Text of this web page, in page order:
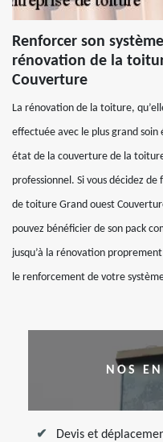
Renforcer son
rénovation de la
Couverture
La rénovation de la toiture,
effectuée avec le plus grand soin
état de la couverture de la
professionnel. Si vous décidez
de toiture Grand ouest
pouvez bénéficier de son pack
jusqu’à la rénovation
le renforcement de votre
NOS
Devis et